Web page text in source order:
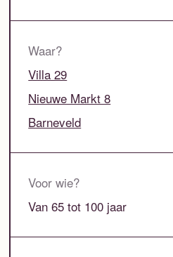
Waar?
Villa 29
Nieuwe Markt 8
Barneveld
Voor wie?
Van 65 tot 100 jaar